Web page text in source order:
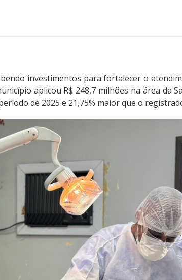
investimentos para fortalecer o
aplicou R$ 248,7 milhões na área da
de 2025 e 21,75% maior que o